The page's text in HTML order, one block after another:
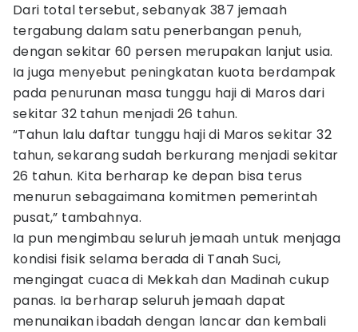
Dari total tersebut, sebanyak 387 jemaah
tergabung dalam satu penerbangan penuh,
dengan sekitar 60 persen merupakan lanjut usia.
Ia juga menyebut peningkatan kuota berdampak
pada penurunan masa tunggu haji di Maros dari
sekitar 32 tahun menjadi 26 tahun.
“Tahun lalu daftar tunggu haji di Maros sekitar 32
tahun, sekarang sudah berkurang menjadi sekitar
26 tahun. Kita berharap ke depan bisa terus
menurun sebagaimana komitmen pemerintah
pusat,” tambahnya.
Ia pun mengimbau seluruh jemaah untuk menjaga
kondisi fisik selama berada di Tanah Suci,
mengingat cuaca di Mekkah dan Madinah cukup
panas. Ia berharap seluruh jemaah dapat
menunaikan ibadah dengan lancar dan kembali